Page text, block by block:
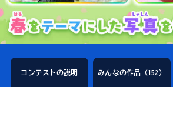
コンテストの説明 みんなの作品（152）